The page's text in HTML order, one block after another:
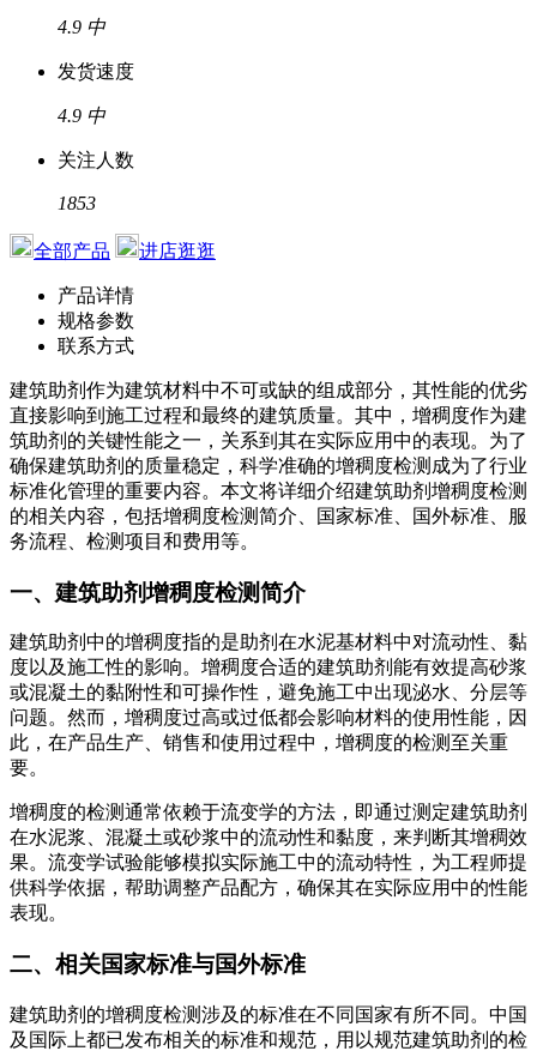
4.9 中
发货速度
4.9 中
关注人数
1853
全部产品 进店逛逛
产品详情
规格参数
联系方式
建筑助剂作为建筑材料中不可或缺的组成部分，其性能的优劣
直接影响到施工过程和最终的建筑质量。其中，增稠度作为建
筑助剂的关键性能之一，关系到其在实际应用中的表现。为了
确保建筑助剂的质量稳定，科学准确的增稠度检测成为了行业
标准化管理的重要内容。本文将详细介绍建筑助剂增稠度检测
的相关内容，包括增稠度检测简介、国家标准、国外标准、服
务流程、检测项目和费用等。
一、建筑助剂增稠度检测简介
建筑助剂中的增稠度指的是助剂在水泥基材料中对流动性、黏
度以及施工性的影响。增稠度合适的建筑助剂能有效提高砂浆
或混凝土的黏附性和可操作性，避免施工中出现泌水、分层等
问题。然而，增稠度过高或过低都会影响材料的使用性能，因
此，在产品生产、销售和使用过程中，增稠度的检测至关重
要。
增稠度的检测通常依赖于流变学的方法，即通过测定建筑助剂
在水泥浆、混凝土或砂浆中的流动性和黏度，来判断其增稠效
果。流变学试验能够模拟实际施工中的流动特性，为工程师提
供科学依据，帮助调整产品配方，确保其在实际应用中的性能
表现。
二、相关国家标准与国外标准
建筑助剂的增稠度检测涉及的标准在不同国家有所不同。中国
及国际上都已发布相关的标准和规范，用以规范建筑助剂的检